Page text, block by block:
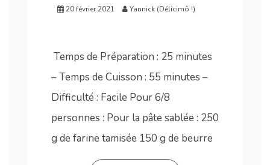
20 février 2021 Yannick (Délicimô !)
Temps de Préparation : 25 minutes
– Temps de Cuisson : 55 minutes –
Difficulté : Facile Pour 6/8
personnes : Pour la pâte sablée : 250
g de farine tamisée 150 g de beurre